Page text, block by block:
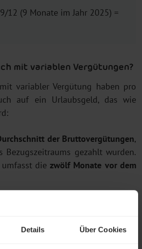
Details Über Cookies
12 (9 Monate im Jahr 2025) =
mit variablen Vergütungen?
variabler Vergütung haben pro
auf ein Urlaubsgeld, das wie
der Bruttovergütungen,
Bezugszeitraums gezahlt wurden.
die zwölf Monate vor dem
zum Zeitpunkt der Zahlung des
weniger als zwölf Monate
wird die tatsächliche
berücksichtigt